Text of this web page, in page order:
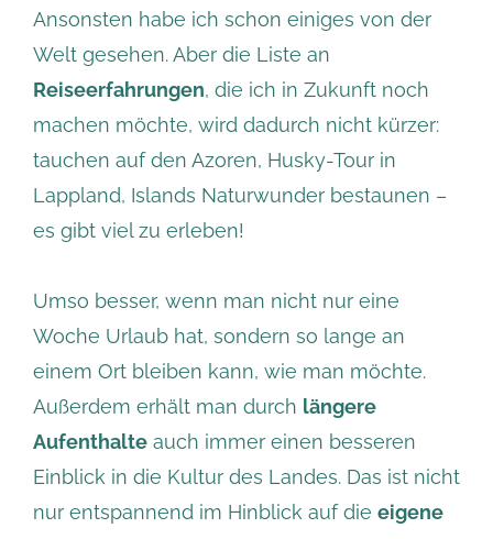
Ansonsten habe ich schon einiges von der
Welt gesehen. Aber die Liste an
Reiseerfahrungen, die ich in Zukunft noch
machen möchte, wird dadurch nicht kürzer:
tauchen auf den Azoren, Husky-Tour in
Lappland, Islands Naturwunder bestaunen –
es gibt viel zu erleben!
Umso besser, wenn man nicht nur eine
Woche Urlaub hat, sondern so lange an
einem Ort bleiben kann, wie man möchte.
Außerdem erhält man durch längere
Aufenthalte auch immer einen besseren
Einblick in die Kultur des Landes. Das ist nicht
nur entspannend im Hinblick auf die eigene